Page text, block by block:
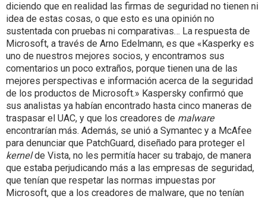
diciendo que en realidad las firmas de seguridad no tienen ni
idea de estas cosas, o que esto es una opinión no
sustentada con pruebas ni comparativas… La respuesta de
Microsoft, a través de Arno Edelmann, es que «Kasperky es
uno de nuestros mejores socios, y encontramos sus
comentarios un poco extraños, porque tienen una de las
mejores perspectivas e información acerca de la seguridad
de los productos de Microsoft.» Kaspersky confirmó que
sus analistas ya habían encontrado hasta cinco maneras de
traspasar el UAC, y que los creadores de malware
encontrarían más. Además, se unió a Symantec y a McAfee
para denunciar que PatchGuard, diseñado para proteger el
kernelde Vista, no les permitía hacer su trabajo, de manera
que estaba perjudicando más a las empresas de seguridad,
que tenían que respetar las normas impuestas por
Microsoft, que a los creadores de malware, que no tenían